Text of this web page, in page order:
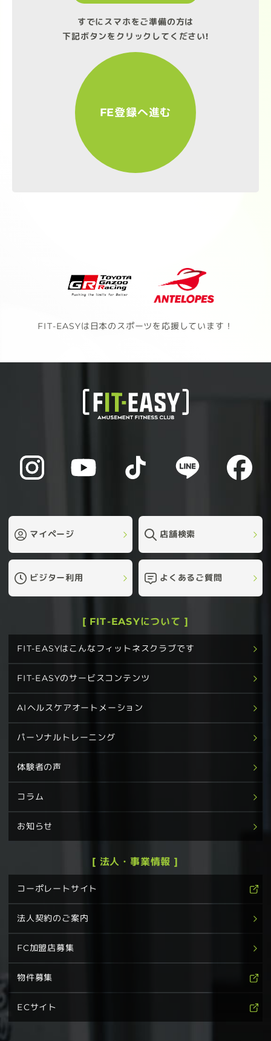
すでにスマホをご準備の方は
下記ボタンをクリックしてください!
FE登録へ進む
FIT-EASYは日本のスポーツを応援しています！
マイページ 店舗検索
ビジター利用 よくあるご質問
[ FIT-EASYについて ]
FIT-EASYはこんなフィットネスクラブです
FIT-EASYのサービスコンテンツ
AIヘルスケアオートメーション
パーソナルトレーニング
体験者の声
コラム
お知らせ
[ 法人・事業情報 ]
コーポレートサイト
法人契約のご案内
FC加盟店募集
物件募集
ECサイト